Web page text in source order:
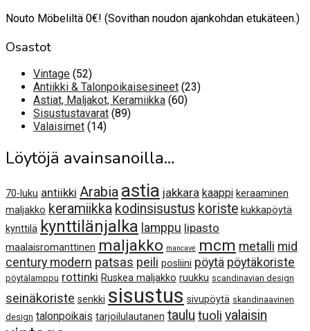
Nouto Möbeliltä 0€! (Sovithan noudon ajankohdan etukäteen.)
Osastot
Vintage 5252
tuotetta
Antiikki & Talonpoikaisesineet 2323
Astiat, Maljakot, Keramiikka 6060
Sisustustavarat 8989
Valaisimet 1414
Löytöjä avainsanoilla…
70-luku antiikki Arabia astia jakkara kaappi keraaminen
maljakko keramiikka kodinsisustus koriste kukkapöytä
kynttilä kynttilänjalka lamppu lipasto
maalaisromanttinen maljakko mancave mcm metalli mid
century modern patsas peili posliini pöytä pöytäkoriste
pöytälamppu rottinki Ruskea maljakko ruukku scandinavian design
seinäkoriste senkki sisustus sivupöytä skandinaavinen
design talonpoikais tarjoilulautanen taulu tuoli valaisin